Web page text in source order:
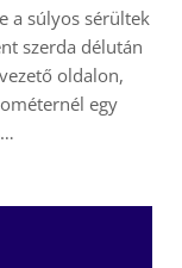
a súlyos sérültek
szerda délután
oldalon,
egy